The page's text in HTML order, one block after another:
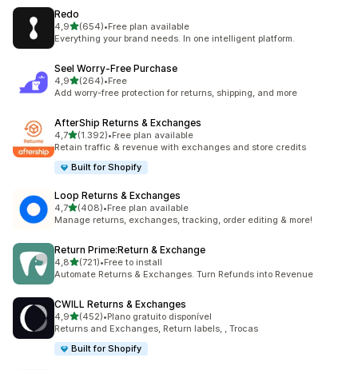
Redo
4,9de 5 estrelas
(654)
654 total de avaliações
•Free plan available
Everything your brand needs. In one intelligent platform.
Seel Worry‑Free Purchase
4,9de 5 estrelas
(264)
264 total de avaliações
•Free
Add worry-free protection for returns, shipping, and more
AfterShip Returns & Exchanges
4,7de 5 estrelas
(1.392)
1392 total de avaliações
•Free plan available
Retain traffic & revenue with exchanges and store credits
Built for Shopify
Loop Returns & Exchanges
4,7de 5 estrelas
(408)
408 total de avaliações
•Free plan available
Manage returns, exchanges, tracking, order editing & more!
Return Prime:Return & Exchange
4,8de 5 estrelas
(721)
721 total de avaliações
•Free to install
Automate Returns & Exchanges. Turn Refunds into Revenue
CWILL Returns & Exchanges
4,9de 5 estrelas
(452)
452 total de avaliações
•Plano gratuito disponível
Returns and Exchanges, Return labels, , Trocas
Built for Shopify